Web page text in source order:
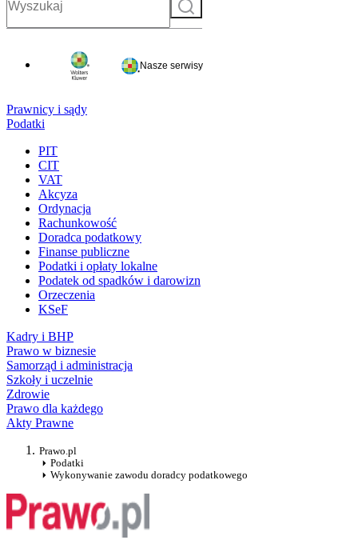
Nasze serwisy
Prawnicy i sądy
Podatki
PIT
CIT
VAT
Akcyza
Ordynacja
Rachunkowość
Doradca podatkowy
Finanse publiczne
Podatki i opłaty lokalne
Podatek od spadków i darowizn
Orzeczenia
KSeF
Kadry i BHP
Prawo w biznesie
Samorząd i administracja
Szkoły i uczelnie
Zdrowie
Prawo dla każdego
Akty Prawne
Prawo.pl
Podatki
Wykonywanie zawodu doradcy podatkowego